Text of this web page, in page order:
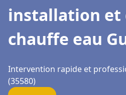
installation et
chauffe eau
Intervention rapide et
(35580)